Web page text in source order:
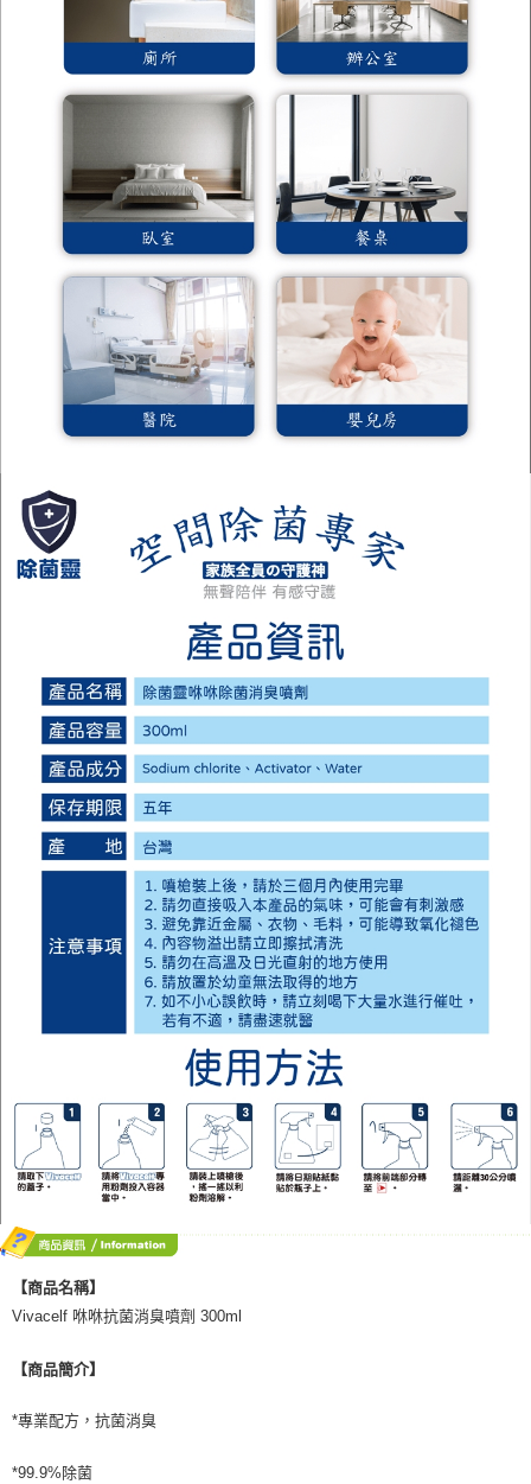
【商品名稱】
Vivacelf 咻咻抗菌消臭噴劑 300ml
【商品簡介】
*專業配方，抗菌消臭
*99.9%除菌